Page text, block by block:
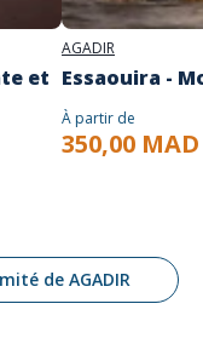
et
AGADIR
Essaouira -
À partir de
350,00 MAD
de AGADIR